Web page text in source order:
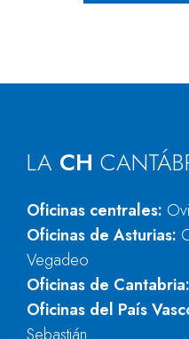
LA CH
Oficinas centrales:
Oficinas de Asturias:
Vegadeo
Oficinas de Cantabria:
Oficinas del País